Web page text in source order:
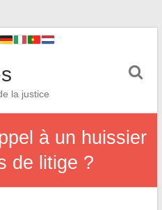
la justice
à un huissier
de litige ?